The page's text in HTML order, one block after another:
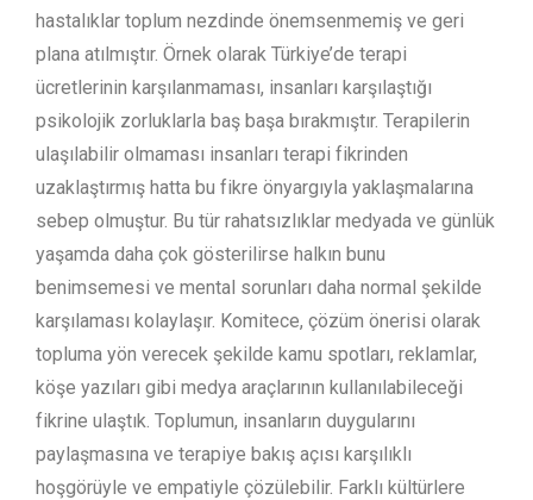
hastalıklar toplum nezdinde önemsenmemiş ve geri
plana atılmıştır. Örnek olarak Türkiye’de terapi
ücretlerinin karşılanmaması, insanları karşılaştığı
psikolojik zorluklarla baş başa bırakmıştır. Terapilerin
ulaşılabilir olmaması insanları terapi fikrinden
uzaklaştırmış hatta bu fikre önyargıyla yaklaşmalarına
sebep olmuştur. Bu tür rahatsızlıklar medyada ve günlük
yaşamda daha çok gösterilirse halkın bunu
benimsemesi ve mental sorunları daha normal şekilde
karşılaması kolaylaşır. Komitece, çözüm önerisi olarak
topluma yön verecek şekilde kamu spotları, reklamlar,
köşe yazıları gibi medya araçlarının kullanılabileceği
fikrine ulaştık. Toplumun, insanların duygularını
paylaşmasına ve terapiye bakış açısı karşılıklı
hoşgörüyle ve empatiyle çözülebilir. Farklı kültürlere